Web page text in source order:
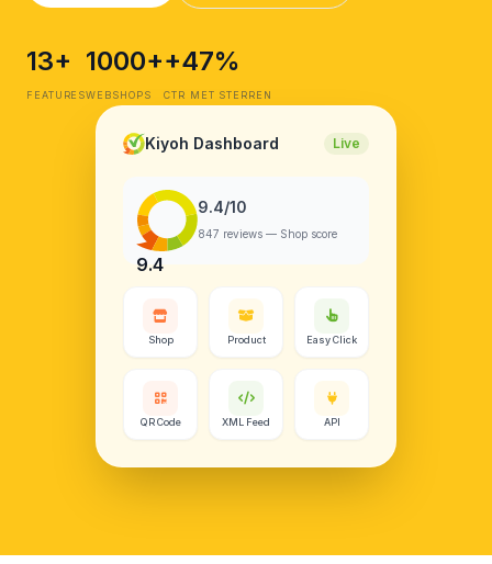
13+
FEATURES
1000+
WEBSHOPS
+47%
CTR MET STERREN
Kiyoh Dashboard Live
9.4
9.4/10
847 reviews — Shop score
Shop Product Easy Click
QR Code XML Feed API